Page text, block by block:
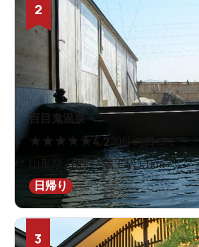
2
百目鬼温泉
★ ★ ★ ★ ★4.2
20件の口コミ
山形県 / 山形 / 蔵王駅3.1km
日帰り
3